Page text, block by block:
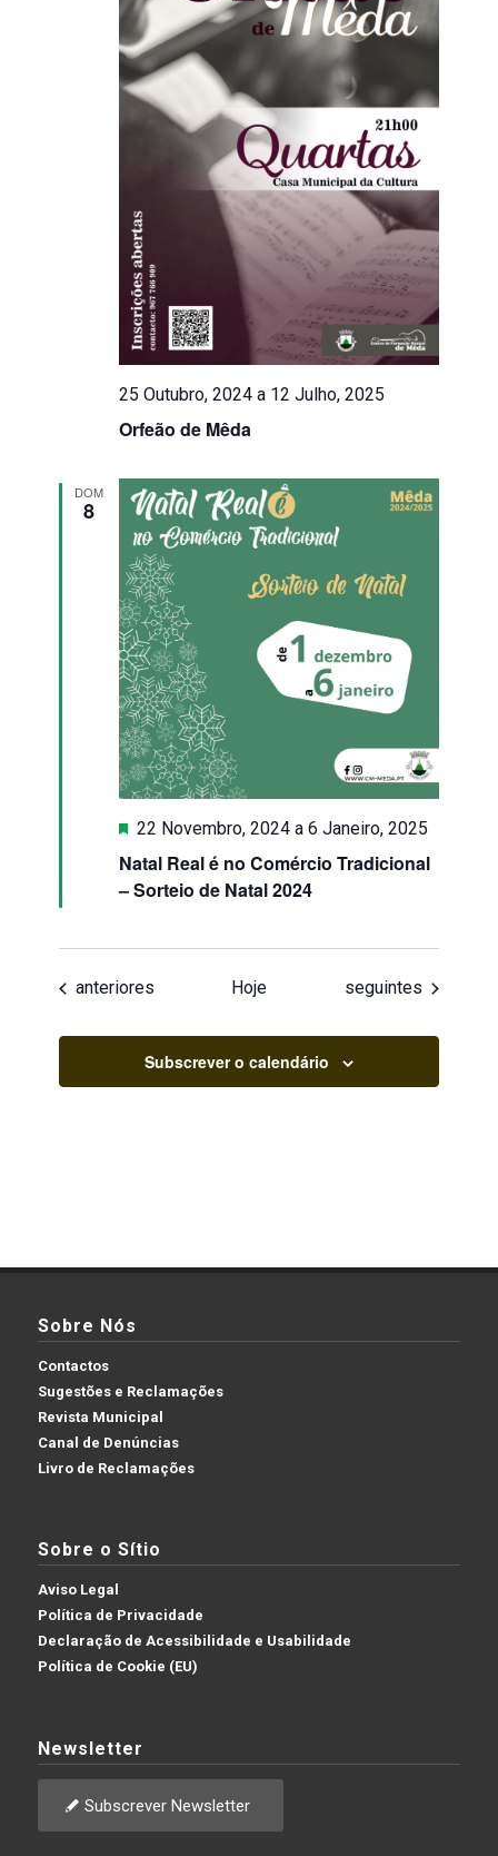
Orfeão de Mêda
25 Outubro, 2024 a 12 Julho, 2025
DOM
8
Natal Real é no Comércio Tradicional
– Sorteio de Natal 2024
Destaque
22 Novembro, 2024 a6 Janeiro, 2025
Eventos
anteriores Hoje Eventos
seguintes
Subscrever o calendário
Sobre Nós
Contactos
Sugestões e Reclamações
Revista Municipal
Canal de Denúncias
Livro de Reclamações
Sobre o Sítio
Aviso Legal
Política de Privacidade
Declaração de Acessibilidade e Usabilidade
Política de Cookie (EU)
Newsletter
Subscrever Newsletter